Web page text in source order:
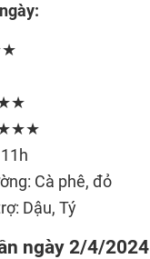
Cà phê, đỏ
Dậu, Tý
ngày 2/4/2024